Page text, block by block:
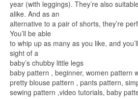
year (with leggings). They’re also
alike. And as an
alternative to a pair of shorts, they’re
You’ll be able
to whip up as many as you like, and
sight of a
baby’s chubby little legs
baby pattern , beginner, women pattern
pretty blouse pattern , pants pattern,
sewing pattern ,video tutorials, baby